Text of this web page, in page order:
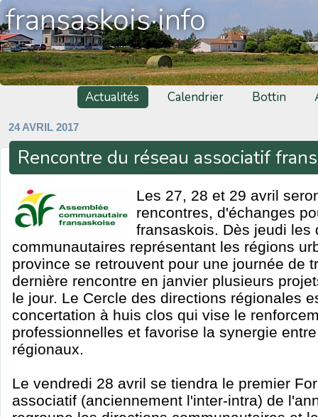
fransaskois·info
Actualités Calendrier Bottin
24 AVRIL 2017
Rencontre du réseau associatif
Les 27, 28 et 29 avril
rencontres, d'échanges
fransaskois. Dès jeudi les
communautaires représentant les régions
province se retrouvent pour une journée de
dernière rencontre en janvier plusieurs
le jour. Le Cercle des directions régionales
concertation à huis clos qui vise le
professionnelles et favorise la synergie
régionaux.
Le vendredi 28 avril se tiendra le premier
associatif (anciennement l'inter-intra) de